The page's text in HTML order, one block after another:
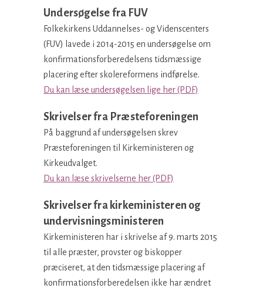
Undersøgelse fra FUV
Folkekirkens Uddannelses- og Videnscenters
(FUV) lavede i 2014-2015 en undersøgelse om
konfirmationsforberedelsens tidsmæssige
placering efter skolereformens indførelse.
Du kan læse undersøgelsen lige her (PDF)
Skrivelser fra Præsteforeningen
På baggrund af undersøgelsen skrev
Præsteforeningen til Kirkeministeren og
Kirkeudvalget.
Du kan læse skrivelserne her (PDF)
Skrivelser fra kirkeministeren og
undervisningsministeren
Kirkeministeren har i skrivelse af 9. marts 2015
til alle præster, provster og biskopper
præciseret, at den tidsmæssige placering af
konfirmationsforberedelsen ikke har ændret